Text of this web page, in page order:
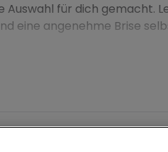
für dich gemacht.
eine angenehme Brise